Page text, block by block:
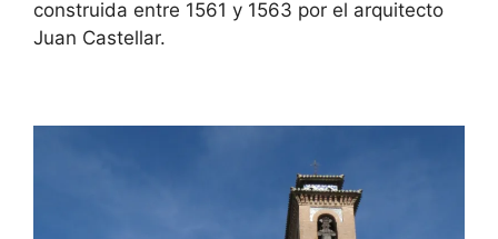
construida entre 1561 y 1563 por el arquitecto
Juan Castellar.